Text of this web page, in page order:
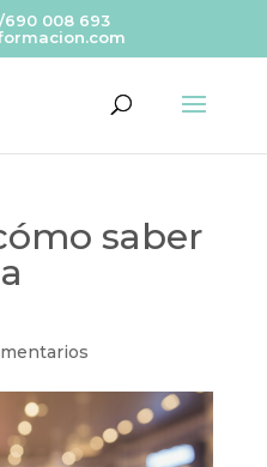
690 008 693
saber